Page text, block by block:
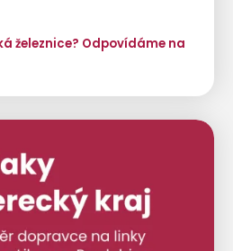
železnice? Odpovídáme na